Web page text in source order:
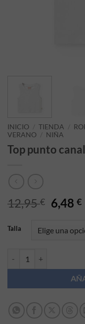
INICIO / TIENDA /
VERANO / NIÑA
Top punto
12,95€ El
6,48€
Talla